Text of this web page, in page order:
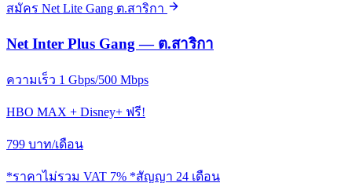
สมัคร Net Lite Gang ต.สาริกา
Net Inter Plus Gang — ต.สาริกา
ความเร็ว 1 Gbps/500 Mbps
HBO MAX + Disney+ ฟรี!
799 บาท/เดือน
*ราคาไม่รวม VAT 7% *สัญญา 24 เดือน